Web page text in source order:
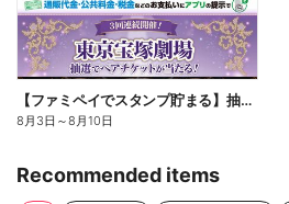
【ファミペイでスタンプ貯まる】抽選でペアチケットが当たる!
8月3日 ～8月10日
Recommended items